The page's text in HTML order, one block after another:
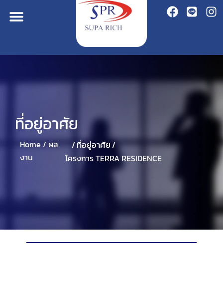
ที่อยู่อาศัย
Home / ผล
งาน
/ ที่อยู่อาศัย/
โครงการ TERRA RESIDENCE